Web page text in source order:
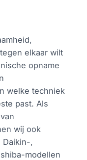
elkaar wilt
opname
welke techniek
past. Als
wij ook
Daikin-,
modellen